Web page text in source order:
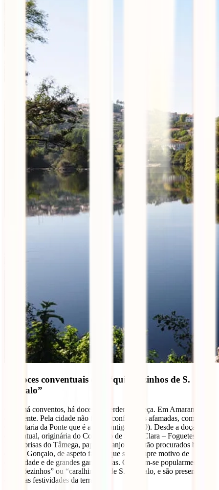
Os doces conventuais e os “quilhõezinhos de S.
Gonçalo”
Onde há conventos, há doces de perder a cabeça. Em Amarante não
é diferente. Pela cidade não faltam confeitarias afamadas, como a
Confeitaria da Ponte que é a mais antiga (1930). Desde a doçaria
conventual, originária do Convento de Santa Clara – Foguetes,
lérias, brisas do Tâmega, papos de anjo – aos tão procurados bolos
de São Gonçalo, de aspeto fálico, que são sempre motivo de
curiosidade e de grandes gargalhadas. Chamam-se popularmente
“quilhõezinhos” ou “caralhinhos” de S. Gonçalo, e são presença
certa nas festividades da terra.